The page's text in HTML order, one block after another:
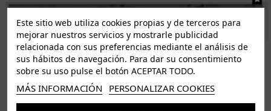
ENVÍO GRATUITO *
ISLAS CANARIAS
Tenerife 3.50€. Gratis a partir de 50€
Resto de islas 5€. Gratis a partir de 50€
Este sitio web utiliza cookies propias y de terceros para
mejorar nuestros servicios y mostrarle publicidad
relacionada con sus preferencias mediante el análisis de
sus hábitos de navegación. Para dar su consentimiento
sobre su uso pulse el botón ACEPTAR TODO.
MÁS INFORMACIÓN PERSONALIZAR COOKIES